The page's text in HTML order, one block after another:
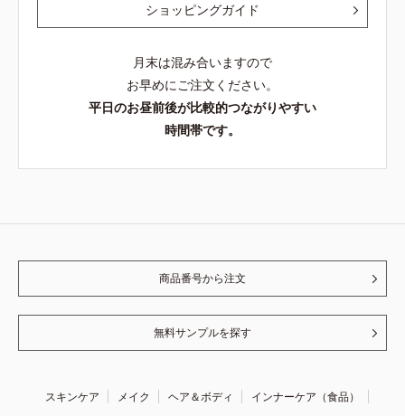
ショッピングガイド
月末は混み合いますので
お早めにご注文ください。
平日のお昼前後が比較的つながりやすい
時間帯です。
商品番号から注文
無料サンプルを探す
スキンケア メイク ヘア＆ボディ
インナーケア（食品）